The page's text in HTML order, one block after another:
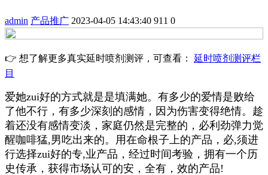
admin 产品推广 2023-04-05 14:43:40 911 0
👉 想了解更多真实延时喷剂测评，可查看： 延时喷剂测评栏
目
爱她zui好的方式就是是填满她。有多少的爱情是败给
了他不行，有多少深刻的感情，因为伤害变得绝情。趁
着还没有感情变淡，家庭仍然是完整的，必利劲弹力觉
醒咖啡猛,男吃出来的。用在命根子上的产品，必,须进
行选择zui好的专,业产品，经过时间考验，拥有一个历
史传承，获得市场认可的安，全有，效的产品!